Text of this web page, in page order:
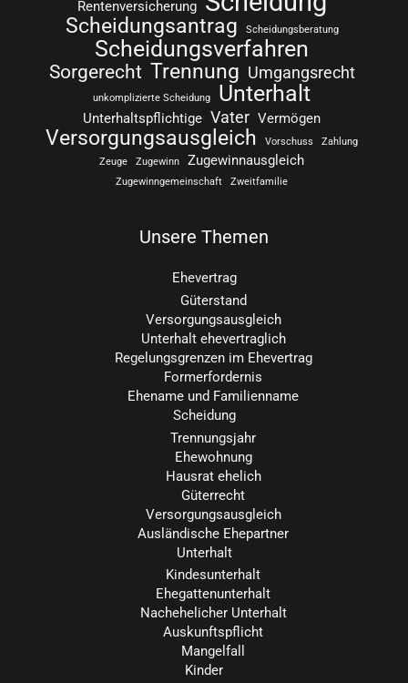
Rentenversicherung
Scheidungsantrag Scheidungsberatung
Scheidungsverfahren
Sorgerecht Trennung Umgangsrecht
unkomplizierte Scheidung Unterhalt
Unterhaltspflichtige Vater Vermögen
Versorgungsausgleich Vorschuss
Zahlung
Zeuge
Zugewinn Zugewinnausgleich
Zugewinngemeinschaft Zweitfamilie
Unsere Themen
Ehevertrag
Güterstand
Versorgungsausgleich
Unterhalt ehevertraglich
Regelungsgrenzen im Ehevertrag
Formerfordernis
Ehename und Familienname
Scheidung
Trennungsjahr
Ehewohnung
Hausrat ehelich
Güterrecht
Versorgungsausgleich
Ausländische Ehepartner
Unterhalt
Kindesunterhalt
Ehegattenunterhalt
Nachehelicher Unterhalt
Auskunftspflicht
Mangelfall
Kinder